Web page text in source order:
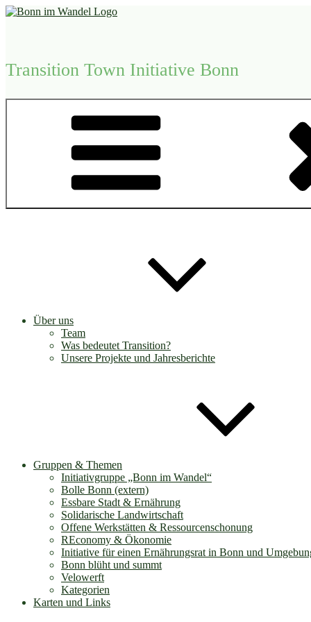
Zum
Transition Town Initiative Bonn
Über uns
Team
Was bedeutet Transition?
Unsere Projekte und Jahresberichte
Gruppen & Themen
Initiativgruppe „Bonn im Wandel“
Bolle Bonn (extern)
Essbare Stadt & Ernährung
Solidarische Landwirtschaft
Offene Werkstätten & Ressourcenschonung
REconomy & Ökonomie
Initiative für einen Ernährungsrat in Bonn und
Bonn blüht und summt
Velowerft
Kategorien
Karten und Links